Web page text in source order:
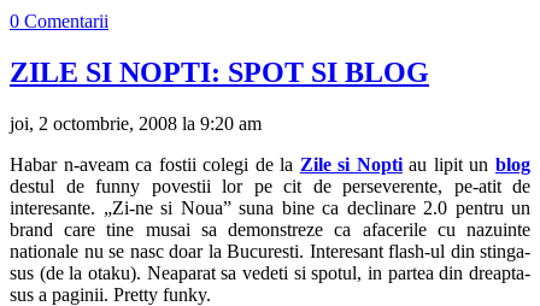
0 Comentarii
ZILE SI NOPTI: SPOT SI BLOG
joi, 2 octombrie, 2008 la 9:20 am
Habar n-aveam ca fostii colegi de la Zile si Noptiau lipit unblog
destul de funny povestii lor pe cit de perseverente, pe-atit de
interesante. „Zi-ne si Noua” suna bine ca declinare 2.0 pentru un
brand care tine musai sa demonstreze ca afacerile cu nazuinte
nationale nu se nasc doar la Bucuresti. Interesant flash-ul din stinga-
sus (de la otaku). Neaparat sa vedeti si spotul, in partea din dreapta-
sus a paginii. Pretty funky.